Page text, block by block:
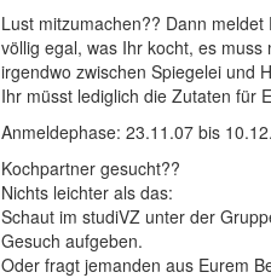
Lust mitzumachen?? Dann
völlig egal, was Ihr kocht, es
irgendwo zwischen Spiegelei und
Ihr müsst lediglich die Zutaten für
Anmeldephase: 23.11.07 bis
Kochpartner gesucht??
Nichts leichter als das:
Schaut im studiVZ unter der
Gesuch aufgeben.
Oder fragt jemanden aus Eurem